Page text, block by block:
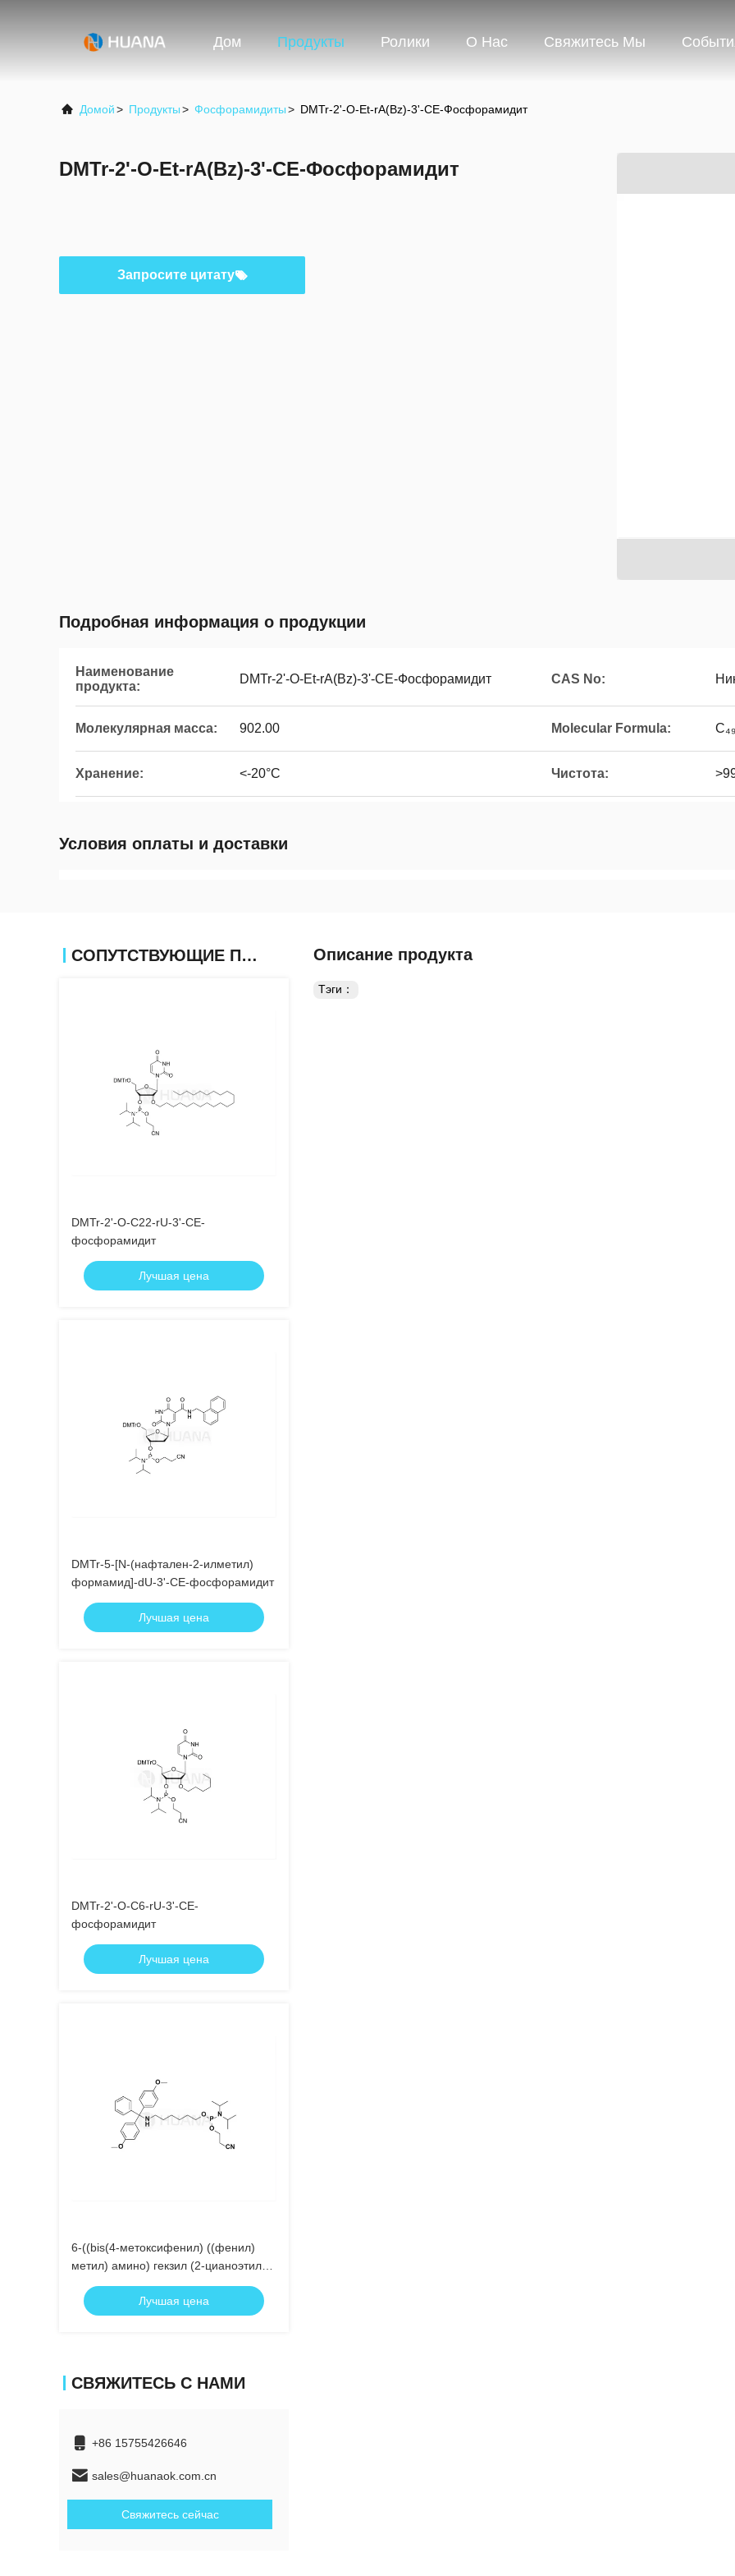
Дом Продукты Ролики О Нас Свяжитесь Мы
Домой> Продукты> Фосфорамидиты> DMTr-2'-O-Et-rA(Bz)-3'-CE-Фосфорамидит
DMTr-2'-O-Et-rA(Bz)-3'-CE-Фосфорамидит
Запросите цитату
Подробная информация о продукции
Наименование
продукта:
DMTr-2'-O-Et-rA(Bz)-3'-CE-Фосфорамидит CAS No:
Молекулярная масса: 902.00 Molecular Formula:
Хранение: <-20°C Чистота:
Условия оплаты и доставки
СОПУТСТВУЮЩИЕ ПРОДУКТЫ
DMTr-2'-O-C22-rU-3'-CE-
фосфорамидит
Лучшая цена
DMTr-5-[N-(нафтален-2-илметил)
формамид]-dU-3'-CE-фосфорамидит
Лучшая цена
DMTr-2'-O-C6-rU-3'-CE-
фосфорамидит
Лучшая цена
6-((bis(4-метоксифенил) ((фенил)
метил) амино) гекзил (2-цианоэтил)
диизопропилфосфорамидит
Лучшая цена
СВЯЖИТЕСЬ С НАМИ
+86 15755426646
sales@huanaok.com.cn
Свяжитесь сейчас
Описание продукта
Тэги：